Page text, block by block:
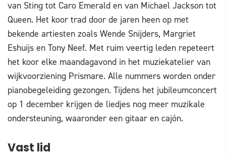
van Sting tot Caro Emerald en van Michael Jackson tot
Queen. Het koor trad door de jaren heen op met
bekende artiesten zoals Wende Snijders, Margriet
Eshuijs en Tony Neef. Met ruim veertig leden repeteert
het koor elke maandagavond in het muziekatelier van
wijkvoorziening Prismare. Alle nummers worden onder
pianobegeleiding gezongen. Tijdens het jubileumconcert
op 1 december krijgen de liedjes nog meer muzikale
ondersteuning, waaronder een gitaar en cajón.
Vast lid